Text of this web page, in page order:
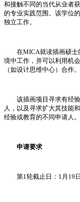
和接触不同的当代从业者
的专业实践范围。该学位
独立工作。
在MICA就读插画硕士
境中工作，并可以利用机
（如设计思维中心）合作。
该插画项目寻求有经验
人，以及寻求扩大其技能
经验或教育的不同申请人。
申请要求
第1轮截止日：1月19日